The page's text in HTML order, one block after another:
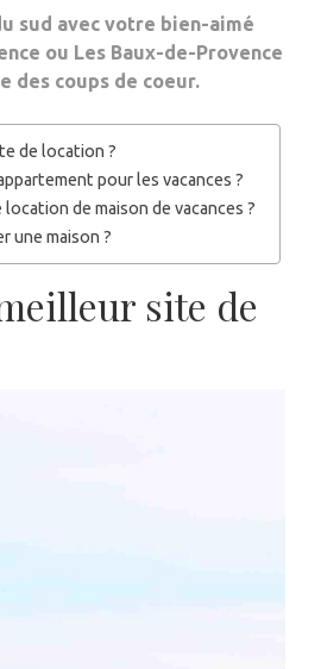
sud avec votre bien-aimé
ou Les Baux-de-Provence
des coups de coeur.
de location ?
pour les vacances ?
de maison de vacances ?
une maison ?
site de